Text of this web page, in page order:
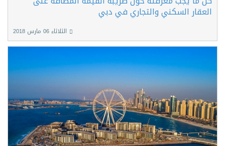
العقار السكني والتجاري في دبي
الثلاثاء 06 مارس 2018